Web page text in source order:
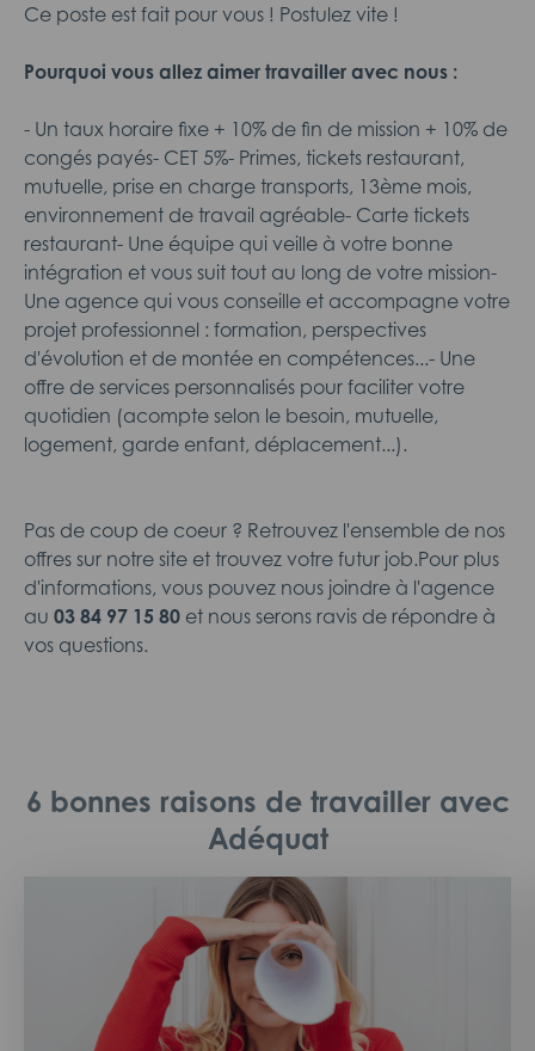
Ce poste est fait pour vous ! Postulez vite !
Pourquoi vous allez aimer travailler avec nous :
- Un taux horaire fixe + 10% de fin de mission + 10% de
congés payés- CET 5%- Primes, tickets restaurant,
mutuelle, prise en charge transports, 13ème mois,
environnement de travail agréable- Carte tickets
restaurant- Une équipe qui veille à votre bonne
intégration et vous suit tout au long de votre mission-
Une agence qui vous conseille et accompagne votre
projet professionnel : formation, perspectives
d'évolution et de montée en compétences...- Une
offre de services personnalisés pour faciliter votre
quotidien (acompte selon le besoin, mutuelle,
logement, garde enfant, déplacement...).
Pas de coup de coeur ? Retrouvez l'ensemble de nos
offres sur notre site et trouvez votre futur job.Pour plus
d'informations, vous pouvez nous joindre à l'agence
au 03 84 97 15 80 et nous serons ravis de répondre à
vos questions.
6 bonnes raisons de travailler avec
Adéquat